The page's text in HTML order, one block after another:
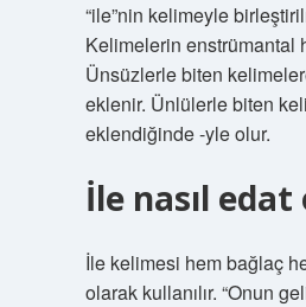
“ile”nin kelimeyle
Kelimelerin enstrümantal
Ünsüzlerle biten
eklenir. Ünlülerle biten
eklendiğinde -yle olur.
İle nasıl edat
İle kelimesi hem bağlaç
olarak kullanılır. “Onun